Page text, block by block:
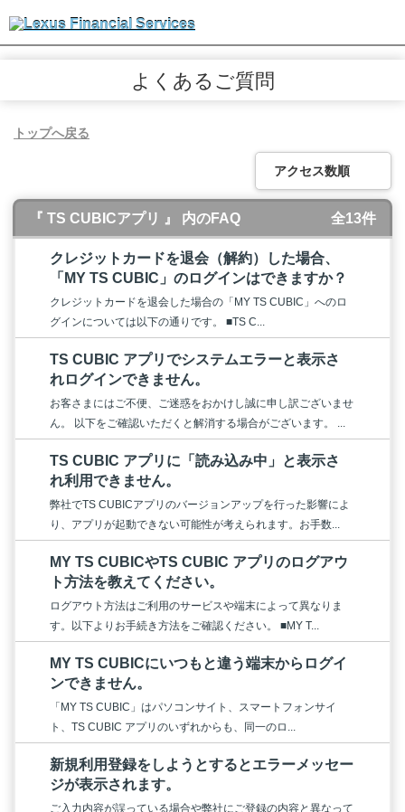
よくあるご質問
トップへ戻る
アクセス数順
『 TS CUBICアプリ 』 内のFAQ 全13件
クレジットカードを退会（解約）した場合、
「MY TS CUBIC」のログインはできますか？
クレジットカードを退会した場合の「MY TS CUBIC」へのロ
グインについては以下の通りです。 ■TS C...
TS CUBIC アプリでシステムエラーと表示さ
れログインできません。
お客さまにはご不便、ご迷惑をおかけし誠に申し訳ございませ
ん。 以下をご確認いただくと解消する場合がございます。 ...
TS CUBIC アプリに「読み込み中」と表示さ
れ利用できません。
弊社でTS CUBICアプリのバージョンアップを行った影響によ
り、アプリが起動できない可能性が考えられます。お手数...
MY TS CUBICやTS CUBIC アプリのログアウ
ト方法を教えてください。
ログアウト方法はご利用のサービスや端末によって異なりま
す。以下よりお手続き方法をご確認ください。 ■MY T...
MY TS CUBICにいつもと違う端末からログイ
ンできません。
「MY TS CUBIC」はパソコンサイト、スマートフォンサイ
ト、TS CUBIC アプリのいずれからも、同一のロ...
新規利用登録をしようとするとエラーメッセー
ジが表示されます。
ご入力内容が誤っている場合や弊社にご登録の内容と異なって